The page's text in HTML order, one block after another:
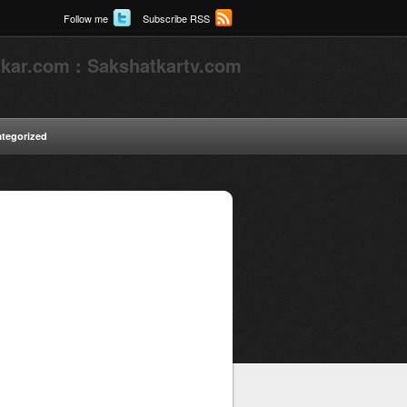
Follow me Subscribe RSS
: Sakshatkartv.com